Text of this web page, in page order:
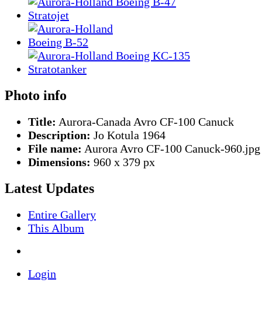
Photo info
Title: Aurora-Canada Avro CF-100 Canuck
Description: Jo Kotula 1964
File name: Aurora Avro CF-100 Canuck-960.jpg
Dimensions: 960 x 379 px
Latest Updates
Entire Gallery
This Album
Login